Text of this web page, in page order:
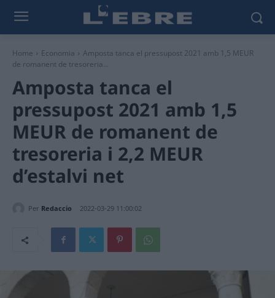
Home Economia
Amposta tanca el pressupost 2021 amb 1,5 MEUR
de romanent de tresoreria...
Amposta tanca el
pressupost 2021 amb 1,5
MEUR de romanent de
tresoreria i 2,2 MEUR
d’estalvi net
Per Redaccio 2022-03-29 11:00:02